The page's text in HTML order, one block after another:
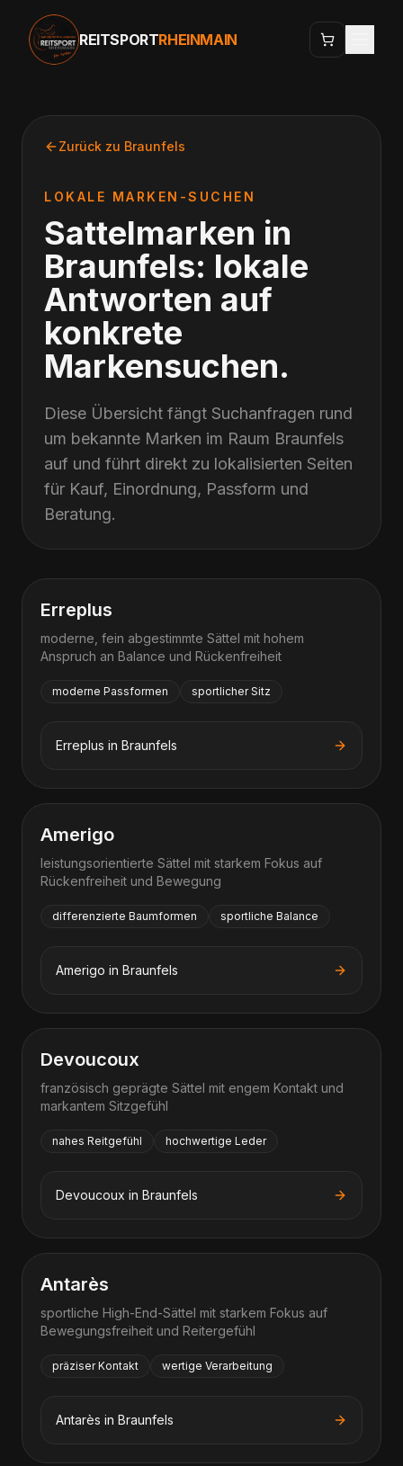
REITSPORTRHEINMAIN
Zurück zu Braunfels
LOKALE MARKEN-SUCHEN
Sattelmarken in
Braunfels: lokale
Antworten auf
konkrete
Markensuchen.
Diese Übersicht fängt Suchanfragen rund
um bekannte Marken im Raum Braunfels
auf und führt direkt zu lokalisierten Seiten
für Kauf, Einordnung, Passform und
Beratung.
Erreplus
moderne, fein abgestimmte Sättel mit hohem
Anspruch an Balance und Rückenfreiheit
moderne Passformen sportlicher Sitz
Erreplus in Braunfels
Amerigo
leistungsorientierte Sättel mit starkem Fokus auf
Rückenfreiheit und Bewegung
differenzierte Baumformen sportliche Balance
Amerigo in Braunfels
Devoucoux
französisch geprägte Sättel mit engem Kontakt und
markantem Sitzgefühl
nahes Reitgefühl hochwertige Leder
Devoucoux in Braunfels
Antarès
sportliche High-End-Sättel mit starkem Fokus auf
Bewegungsfreiheit und Reitergefühl
präziser Kontakt wertige Verarbeitung
Antarès in Braunfels